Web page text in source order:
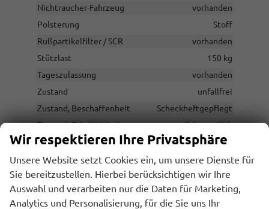
Nichtraucher-Fahrzeug
vorhanden
Polsterung
Stoff
Rußpartikelfilter / SCR
vorhanden
Stützlast
150 kg
Tageszulassung
vorhanden
Zustand
unfallfrei
Zustand, Beschaffenheit
Scheckheftgepflegt
Zustand, Fahrfähigkeit
fahrtauglich
UVP ohne
Überführungskosten
71.002,– €
Wir respektieren Ihre Privatsphäre
Unsere Website setzt Cookies ein, um unsere Dienste für
Sie bereitzustellen. Hierbei berücksichtigen wir Ihre
Auswahl und verarbeiten nur die Daten für Marketing,
Analytics und Personalisierung, für die Sie uns Ihr